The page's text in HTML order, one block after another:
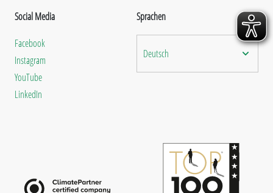
Social Media
Facebook
Instagram
YouTube
LinkedIn
Sprachen
Deutsch